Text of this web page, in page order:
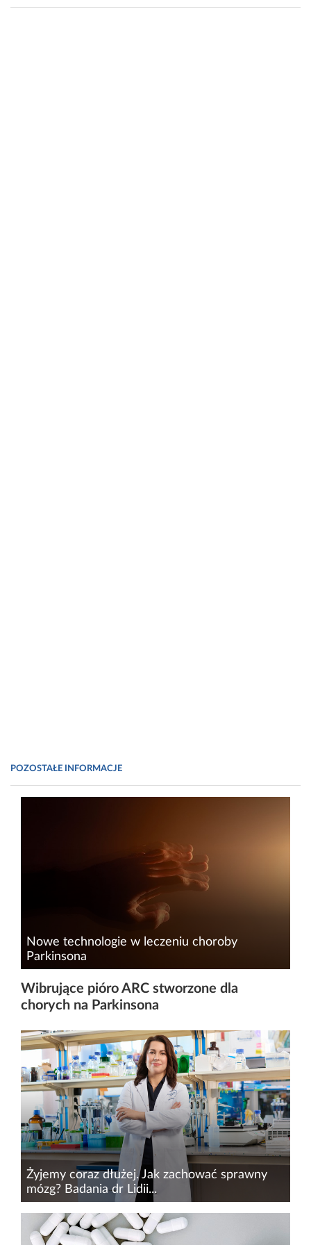
POZOSTAŁE INFORMACJE
Nowe technologie w leczeniu choroby
Parkinsona
Choroba Parkinsona to nadal jeden z
najpoważniejszych i nie całkiem poznanych
problemów zdrowotnych. To schorzenie mózgu
dotyka nawet 100 tys. osób w Polsce i ponad 6
mln na świecie. Leczenie nie jest...
Wibrujące pióro ARC stworzone dla
chorych na Parkinsona
Żyjemy coraz dłużej. Jak zachować sprawny
mózg? Badania dr Lidii...
Jeszcze kilkadziesiąt lat temu jednym z
największych osiągnięć medycyny było